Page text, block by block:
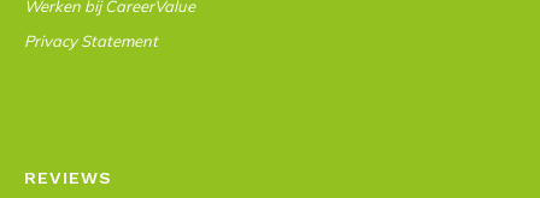
Werken bij CareerValue
Privacy Statement
REVIEWS